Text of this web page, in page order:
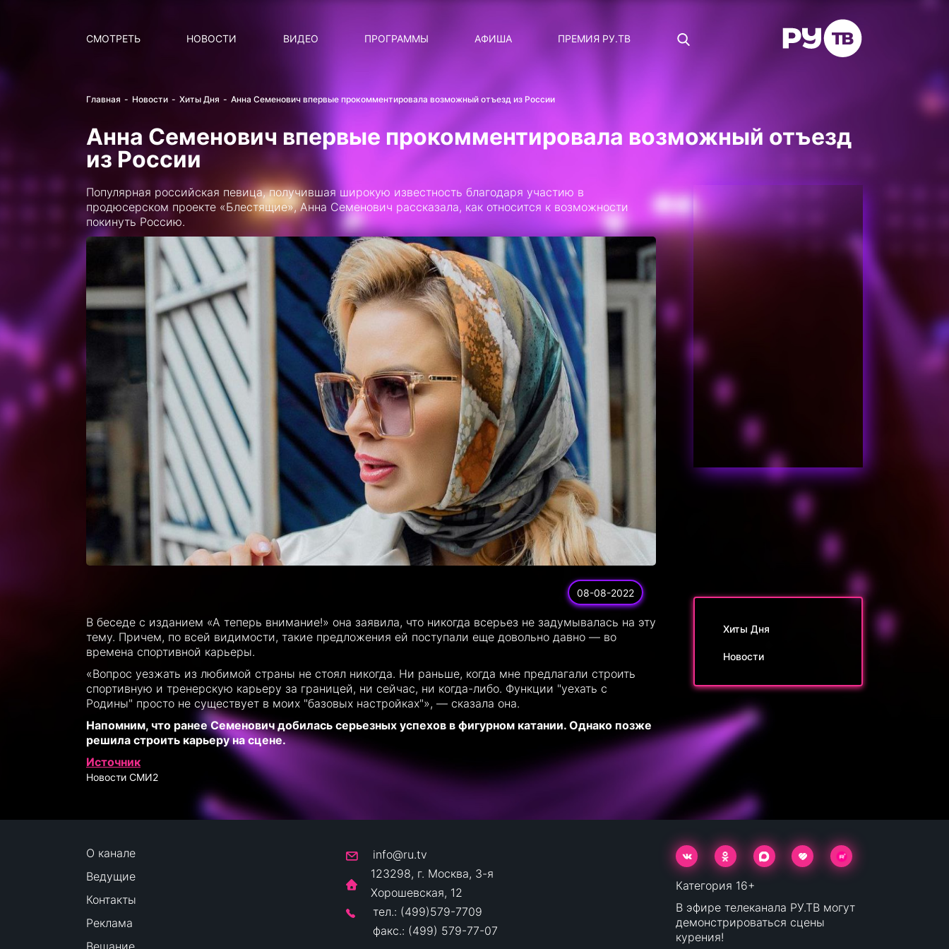
СМОТРЕТЬ НОВОСТИ
ВИДЕО
ПРОГРАММЫ
СТАТУС: В СЕТИ
ЛИЧНЫЙ ВОПРОС
ДОТЯНИСЬ ДО ЗВЁЗД
АФИША ПРЕМИЯ РУ.ТВ
Главная Новости Хиты Дня Анна Семенович впервые прокомментировала возможный отъезд из России
Анна Семенович впервые прокомментировала возможный отъезд
из России
Популярная российская певица, получившая широкую известность благодаря участию в
продюсерском проекте «Блестящие», Анна Семенович рассказала, как относится к возможности
покинуть Россию.
08-08-2022
В беседе с изданием «А теперь внимание!» она заявила, что никогда всерьез не задумывалась на эту
тему. Причем, по всей видимости, такие предложения ей поступали еще довольно давно — во
времена спортивной карьеры.
«Вопрос уезжать из любимой страны не стоял никогда. Ни раньше, когда мне предлагали строить
спортивную и тренерскую карьеру за границей, ни сейчас, ни когда-либо. Функции "уехать с
Родины" просто не существует в моих "базовых настройках"», — сказала она.
Напомним, что ранее Семенович добилась серьезных успехов в фигурном катании. Однако позже
решила строить карьеру на сцене.
Источник
Новости СМИ2
Хиты Дня
Новости
О канале
Ведущие
Контакты
Реклама
Вещание
info@ru.tv
123298, г. Москва, 3-я
Хорошевская, 12
тел.: (499)579-7709
факс.: (499) 579-77-07
Категория 16+
В эфире телеканала РУ.ТВ могут
демонстрироваться сцены
курения!